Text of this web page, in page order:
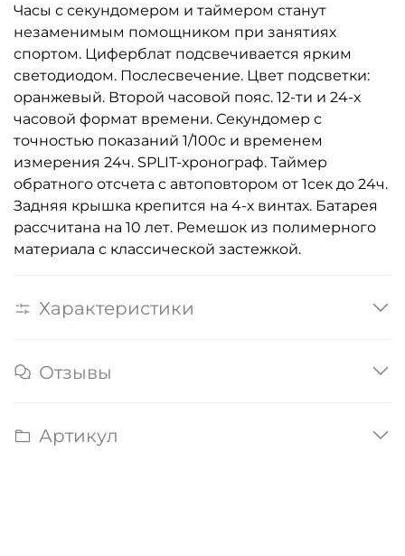
Часы с секундомером и таймером станут
незаменимым помощником при занятиях
спортом. Циферблат подсвечивается ярким
светодиодом. Послесвечение. Цвет подсветки:
оранжевый. Второй часовой пояс. 12-ти и 24-х
часовой формат времени. Секундомер с
точностью показаний 1/100с и временем
измерения 24ч. SPLIT-хронограф. Таймер
обратного отсчета с автоповтором от 1сек до 24ч.
Задняя крышка крепится на 4-х винтах. Батарея
рассчитана на 10 лет. Ремешок из полимерного
материала с классической застежкой.
Характеристики
Отзывы
Артикул